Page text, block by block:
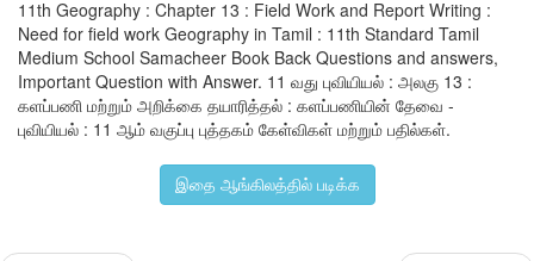
கொள்வதற்கான வாய்ப்பினை களப்பணி வழங்குகிறது.
8.பாடம் சார்ந்த மாணவர்களின் பார்வையை மேம்படுத்துவதற்கும்
சூழலை பாதுகாப்பதற்கும் களப்பணி உதவுகிறது.
எல்லாவற்றிற்கும் மேலாக இது வெளியிடங்களுக்கு சென்று
மகிழ்ச்சியான அனுபவமாக இருக்கும்.
11th Geography : Chapter 13 : Field Work and Report Writing :
Need for field work Geography in Tamil : 11th Standard Tamil
Medium School Samacheer Book Back Questions and answers,
Important Question with Answer. 11 வது புவியியல் : அலகு 13 :
களப்பணி மற்றும் அறிக்கை தயாரித்தல் : களப்பணியின் தேவை -
புவியியல் : 11 ஆம் வகுப்பு புத்தகம் கேள்விகள் மற்றும் பதில்கள்.
இதை ஆங்கிலத்தில் படிக்க